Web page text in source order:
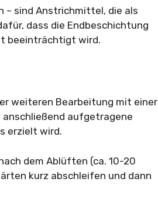
– sind Anstrichmittel, die als
dass die Endbeschichtung
beeinträchtigt wird.
weiteren Bearbeitung mit einer
anschließend aufgetragene
erzielt wird.
dem Ablüften (ca. 10-20
kurz abschleifen und dann